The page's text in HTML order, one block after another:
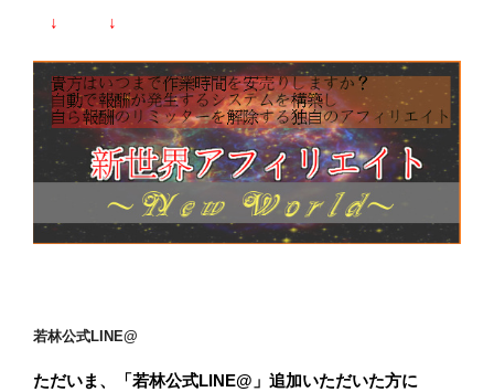
↓ ↓
若林公式LINE@
ただいま、「若林公式LINE@」追加いただいた方に